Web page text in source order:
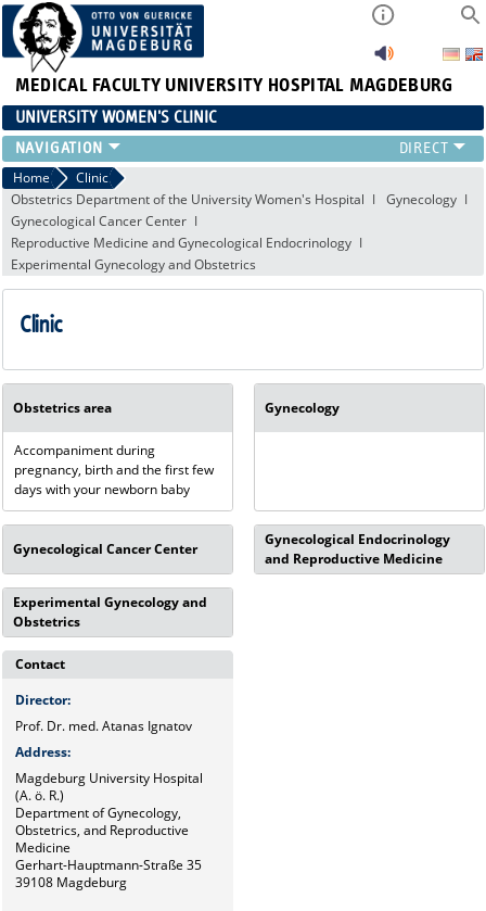
MEDICAL FACULTY UNIVERSITY HOSPITAL MAGDEBURG
UNIVERSITY WOMEN'S CLINIC
CLINIC
CONSULTATION HOURS
TEAM
TEACHING
CONTINUING EDUCATION
Home
Clinic
Obstetrics Department of the University Women's Hospital
Gynecology
Gynecological Cancer Center
Reproductive Medicine and Gynecological Endocrinology
Experimental Gynecology and Obstetrics
Clinic
Obstetrics area
Accompaniment during
pregnancy, birth and the first few
days with your newborn baby
Gynecology
Gynecological Cancer Center
Gynecological Endocrinology
and Reproductive Medicine
Experimental Gynecology and
Obstetrics
Contact
Director:
Prof. Dr. med. Atanas Ignatov
Address:
Magdeburg University Hospital
(A. ö. R.)
Department of Gynecology,
Obstetrics, and Reproductive
Medicine
Gerhart-Hauptmann-Straße 35
39108 Magdeburg